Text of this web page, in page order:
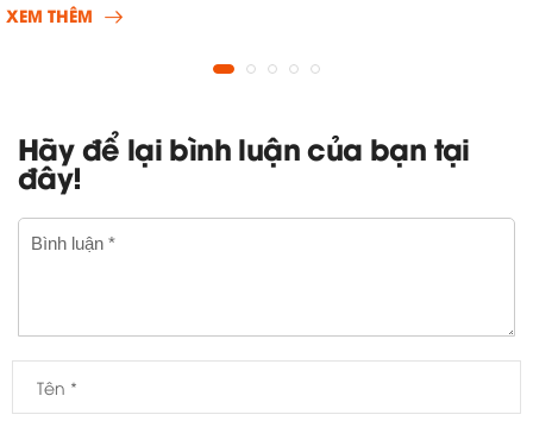
XEM THÊM
Hãy để lại bình luận của bạn tại
đây!